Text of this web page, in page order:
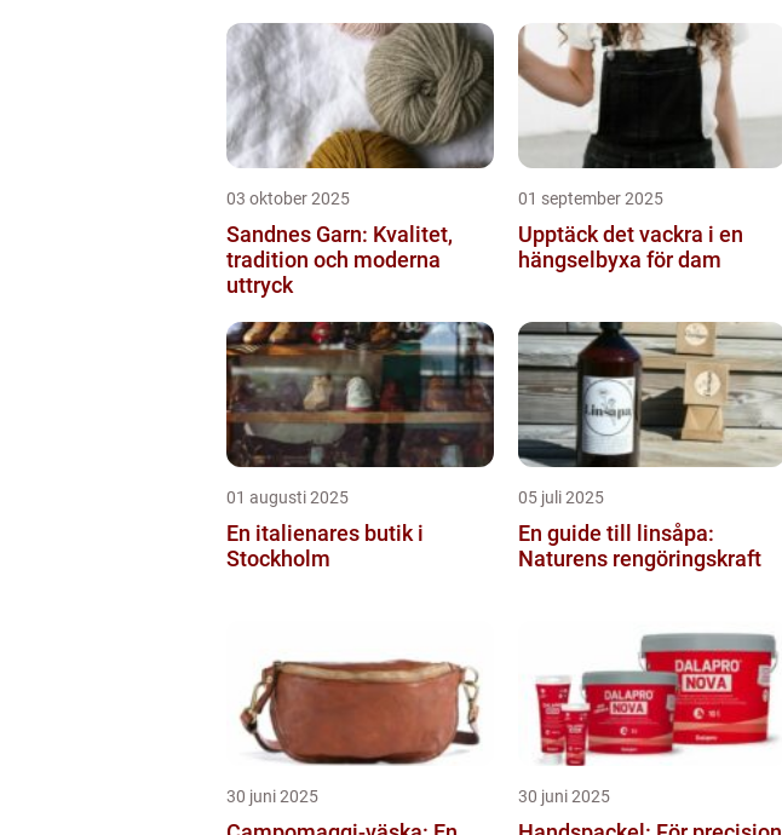
03 oktober 2025
Sandnes Garn: Kvalitet,
tradition och moderna
uttryck
01 september 2025
Upptäck det vackra i en
hängselbyxa för dam
01 augusti 2025
En italienares butik i
Stockholm
05 juli 2025
En guide till linsåpa:
Naturens rengöringskraft
30 juni 2025 30 juni 2025